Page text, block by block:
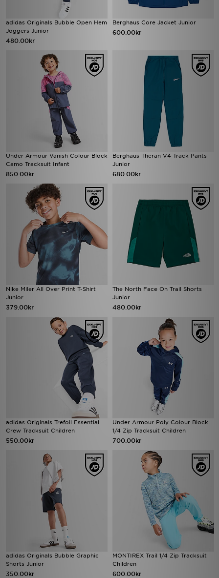
adidas Originals Bubble Open Hem
Joggers Junior
480.00kr
Berghaus Core Jacket Junior
600.00kr
Under Armour Vanish Colour Block
Camo Tracksuit Infant
850.00kr
Berghaus Theran V4 Track Pants
Junior
680.00kr
Nike Miler All Over Print T-Shirt
Junior
379.00kr
The North Face On Trail Shorts
Junior
480.00kr
adidas Originals Trefoil Essential
Crew Tracksuit Children
550.00kr
Under Armour Poly Colour Block
1/4 Zip Tracksuit Children
700.00kr
adidas Originals Bubble Graphic
Shorts Junior
350.00kr
MONTIREX Trail 1/4 Zip Tracksuit
Children
600.00kr